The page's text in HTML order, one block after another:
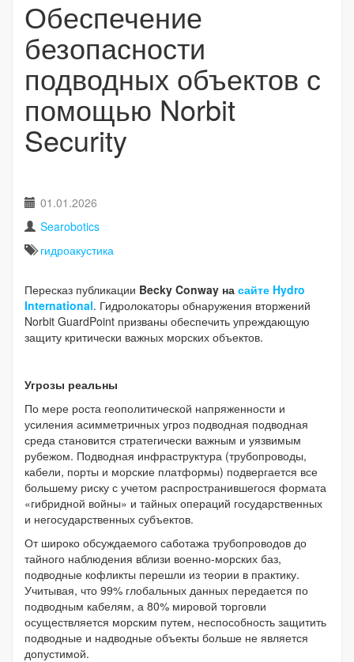
Обеспечение
безопасности
подводных объектов с
помощью Norbit
Security
01.01.2026
Searobotics
гидроакустика
Пересказ публикации Becky Conway на сайте Hydro
International. Гидролокаторы обнаружения вторжений
Norbit GuardPoint призваны обеспечить упреждающую
защиту критически важных морских объектов.
Угрозы реальны
По мере роста геополитической напряженности и
усиления асимметричных угроз подводная подводная
среда становится стратегически важным и уязвимым
рубежом. Подводная инфраструктура (трубопроводы,
кабели, порты и морские платформы) подвергается все
большему риску с учетом распространившегося формата
«гибридной войны» и тайных операций государственных
и негосударственных субъектов.
От широко обсуждаемого саботажа трубопроводов до
тайного наблюдения вблизи военно-морских баз,
подводные кофликты перешли из теории в практику.
Учитывая, что 99% глобальных данных передается по
подводным кабелям, а 80% мировой торговли
осуществляется морским путем, неспособность защитить
подводные и надводные объекты больше не является
допустимой.